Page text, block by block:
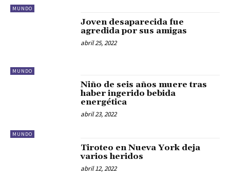
MUNDO
MUNDO
Joven desaparecida fue
agredida por sus amigas
abril 25, 2022
MUNDO
Niño de seis años muere tras
haber ingerido bebida
energética
abril 23, 2022
Tiroteo en Nueva York deja
varios heridos
abril 12, 2022